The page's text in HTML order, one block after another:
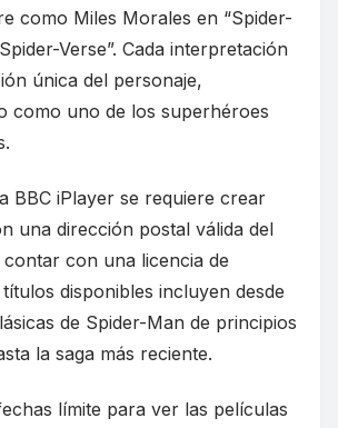
como Miles Morales en “Spider-
Verse”. Cada interpretación
única del personaje,
como uno de los superhéroes
BBC iPlayer se requiere crear
una dirección postal válida del
con una licencia de
disponibles incluyen desde
de Spider-Man de principios
la saga más reciente.
límite para ver las películas